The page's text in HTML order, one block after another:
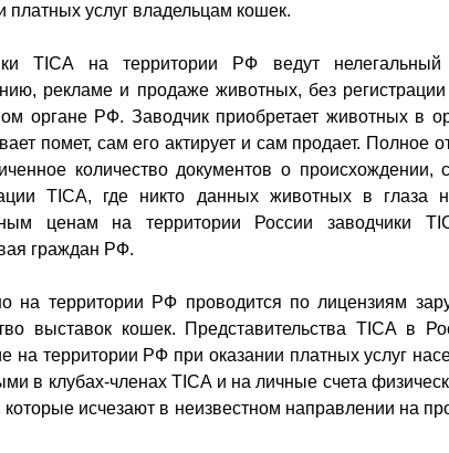
платных услуг владельцам кошек.
TICA на территории РФ ведут нелегальный
рекламе и продаже животных, без
органе РФ. Заводчик приобретает животных в
помет, сам его актирует и сам продает. Полное
количество документов о происхождении,
TICA, где никто данных животных в глаза
ценам на территории России заводчики
граждан РФ.
на территории РФ проводится по лицензиям
выставок кошек. Представительства TICA в
на территории РФ при оказании платных услуг
в клубах-членах TICA и на личные счета
которые исчезают в неизвестном направлении на